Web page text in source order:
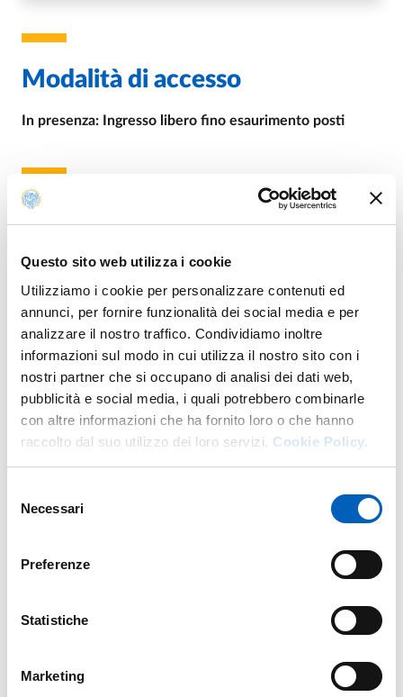
Questo sito web utilizza i cookie
Utilizziamo i cookie per personalizzare contenuti ed
annunci, per fornire funzionalità dei social media e per
analizzare il nostro traffico. Condividiamo inoltre
informazioni sul modo in cui utilizza il nostro sito con i
nostri partner che si occupano di analisi dei dati web,
pubblicità e social media, i quali potrebbero combinarle
con altre informazioni che ha fornito loro o che hanno
raccolto dal suo utilizzo dei loro servizi. Cookie Policy.
delNecessari
Preferenze
Statistiche
Marketing
Modalità di accesso
In presenza: Ingresso libero fino esaurimento posti
Per info
E. adriano.tomassini@unipr.it
Organizzazione
Prof.Adriano Tomassini
INGRESSO LIBERO FINO ESAURIMENTO POSTI